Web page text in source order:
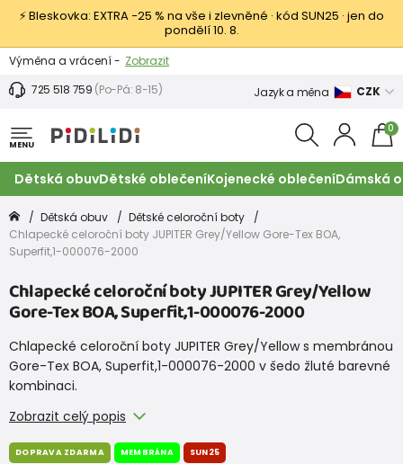
⚡ Bleskovka: EXTRA −25 % na vše i zlevněné · kód SUN25 · jen do
pondělí 10. 8.
Výměna a vrácení - Zobrazit
Sleva 100 Kč na první nákup -
725 518 759 (Po-Pá: 8-15) Jazyk a měna CZK
MENU
0
Dětská obuvDětské oblečeníKojenecké oblečeníDámská
Dětská obuv
Dětské celoroční boty
Chlapecké celoroční boty JUPITER Grey/Yellow Gore-Tex BOA,
Superfit,1-000076-2000
Chlapecké celoroční boty JUPITER Grey/Yellow
Gore-Tex BOA, Superfit,1-000076-2000
Chlapecké celoroční boty JUPITER Grey/Yellow s membránou
Gore-Tex BOA, Superfit,1-000076-2000 v šedo žluté barevné
kombinaci.
Zobrazit celý popis
DOPRAVA ZDARMA MEMBRÁNA SUN25